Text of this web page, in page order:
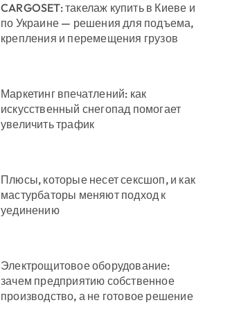
CARGOSET: такелаж купить в Киеве и
по Украине — решения для подъема,
крепления и перемещения грузов
Маркетинг впечатлений: как
искусственный снегопад помогает
увеличить трафик
Плюсы, которые несет сексшоп, и как
мастурбаторы меняют подход к
уединению
Электрощитовое оборудование:
зачем предприятию собственное
производство, а не готовое решение